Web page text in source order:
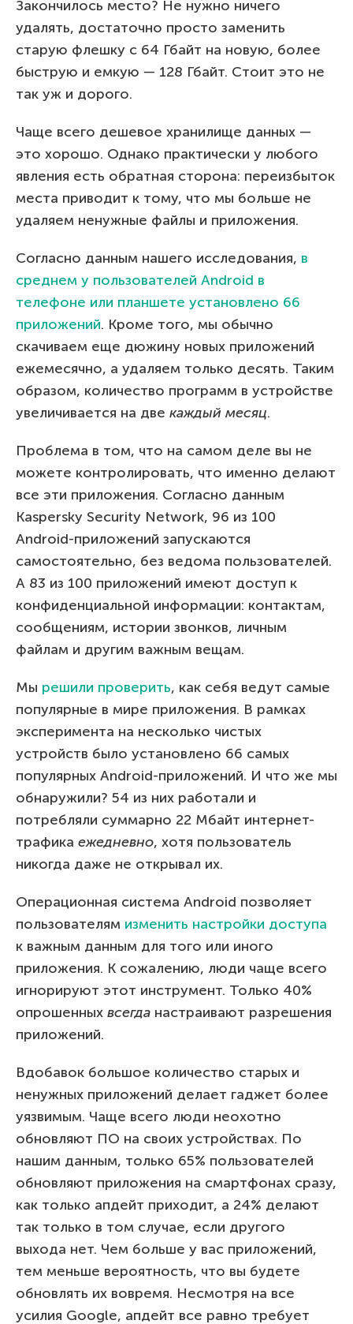
Закончилось место? Не нужно ничего
удалять, достаточно просто заменить
старую флешку с 64 Гбайт на новую, более
быструю и емкую — 128 Гбайт. Стоит это не
так уж и дорого.
Чаще всего дешевое хранилище данных —
это хорошо. Однако практически у любого
явления есть обратная сторона: переизбыток
места приводит к тому, что мы больше не
удаляем ненужные файлы и приложения.
Согласно данным нашего исследования, в
среднем у пользователей Android в
телефоне или планшете установлено 66
приложений. Кроме того, мы обычно
скачиваем еще дюжину новых приложений
ежемесячно, а удаляем только десять. Таким
образом, количество программ в устройстве
увеличивается на две каждый месяц.
Проблема в том, что на самом деле вы не
можете контролировать, что именно делают
все эти приложения. Согласно данным
Kaspersky Security Network, 96 из 100
Android-приложений запускаются
самостоятельно, без ведома пользователей.
А 83 из 100 приложений имеют доступ к
конфиденциальной информации: контактам,
сообщениям, истории звонков, личным
файлам и другим важным вещам.
Мы решили проверить, как себя ведут самые
популярные в мире приложения. В рамках
эксперимента на несколько чистых
устройств было установлено 66 самых
популярных Android-приложений. И что же мы
обнаружили? 54 из них работали и
потребляли суммарно 22 Мбайт интернет-
трафика ежедневно, хотя пользователь
никогда даже не открывал их.
Операционная система Android позволяет
пользователям изменить настройки доступа
к важным данным для того или иного
приложения. К сожалению, люди чаще всего
игнорируют этот инструмент. Только 40%
опрошенных всегда настраивают разрешения
приложений.
Вдобавок большое количество старых и
ненужных приложений делает гаджет более
уязвимым. Чаще всего люди неохотно
обновляют ПО на своих устройствах. По
нашим данным, только 65% пользователей
обновляют приложения на смартфонах сразу,
как только апдейт приходит, а 24% делают
так только в том случае, если другого
выхода нет. Чем больше у вас приложений,
тем меньше вероятность, что вы будете
обновлять их вовремя. Несмотря на все
усилия Google, апдейт все равно требует